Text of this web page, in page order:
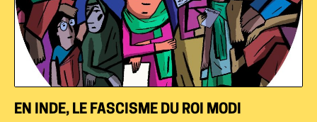
EN INDE, LE FASCISME DU ROI MODI